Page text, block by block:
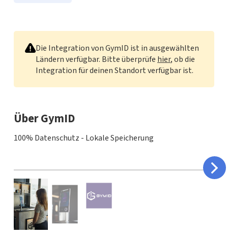
Die Integration von GymID ist in ausgewählten
Ländern verfügbar. Bitte überprüfe hier, ob die
Integration für deinen Standort verfügbar ist.
Über GymID
100% Datenschutz - Lokale Speicherung